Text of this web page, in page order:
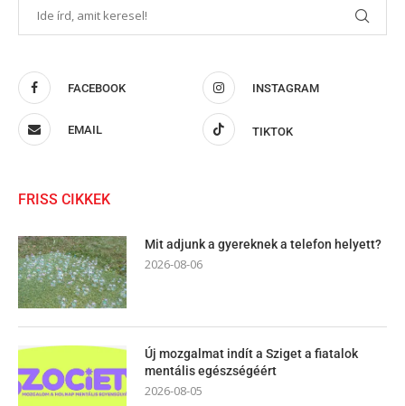
FACEBOOK INSTAGRAM
EMAIL TIKTOK
FRISS CIKKEK
Mit adjunk a gyereknek a telefon helyett?
2026-08-06
Új mozgalmat indít a Sziget a fiatalok
mentális egészségéért
2026-08-05